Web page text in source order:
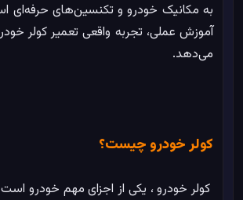
به مکانیک خودرو و تکنسین‌های حرفه‌ای
آموزش عملی، تجربه واقعی تعمیر کولر
می‌دهد.
کولر خودرو چیست؟
کولر خودرو ، یکی از اجزای مهم خودرو